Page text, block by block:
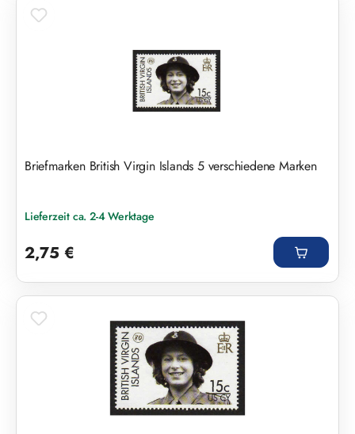
Briefmarken British Virgin Islands 5 verschiedene Marken
Lieferzeit ca. 2-4 Werktage
2,75 €